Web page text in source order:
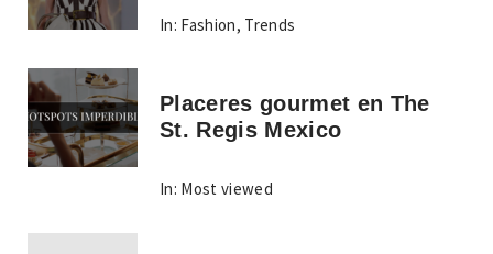
In: Fashion, Trends
Placeres gourmet en The
St. Regis Mexico
In: Most viewed